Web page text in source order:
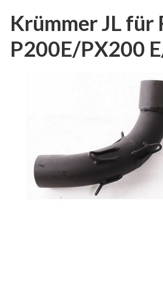
Krümmer JL für
P200E/PX200